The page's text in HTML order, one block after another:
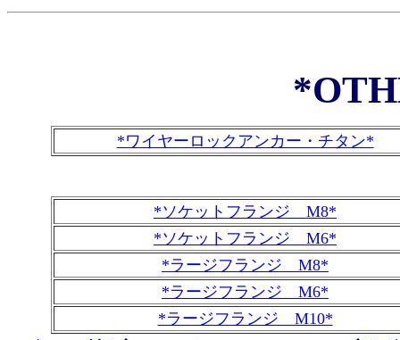
*ワイヤーロックアンカー・チタン*
*ソケットフランジ M8*
*ソケットフランジ M6*
*ラージフランジ M8*
*ラージフランジ M6*
*ラージフランジ M10*